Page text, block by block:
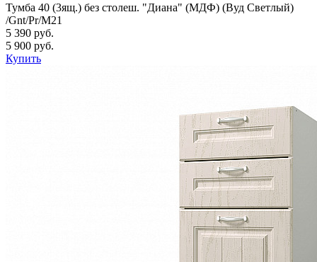
Тумба 40 (3ящ.) без столеш. "Диана" (МДФ) (Вуд Светлый)
/Gnt/Pr/М21
5 390 руб.
5 900 руб.
Купить